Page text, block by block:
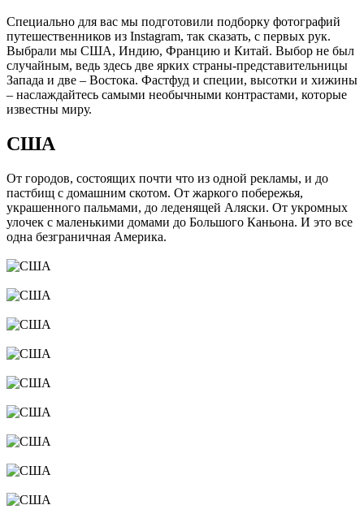
Специально для вас мы подготовили подборку фотографий
путешественников из Instagram, так сказать, с первых рук.
Выбрали мы США, Индию, Францию и Китай. Выбор не был
случайным, ведь здесь две ярких страны-представительницы
Запада и две – Востока. Фастфуд и специи, высотки и хижины
– наслаждайтесь самыми необычными контрастами, которые
известны миру.
США
От городов, состоящих почти что из одной рекламы, и до
пастбищ с домашним скотом. От жаркого побережья,
украшенного пальмами, до леденящей Аляски. От укромных
улочек с маленькими домами до Большого Каньона. И это все
одна безграничная Америка.